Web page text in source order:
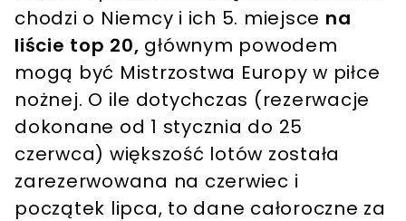
chodzi o Niemcy i ich 5. miejsce na
liście top 20, głównym powodem
mogą być Mistrzostwa Europy w piłce
nożnej. O ile dotychczas (rezerwacje
dokonane od 1 stycznia do 25
czerwca) większość lotów została
zarezerwowana na czerwiec i
początek lipca, to dane całoroczne za